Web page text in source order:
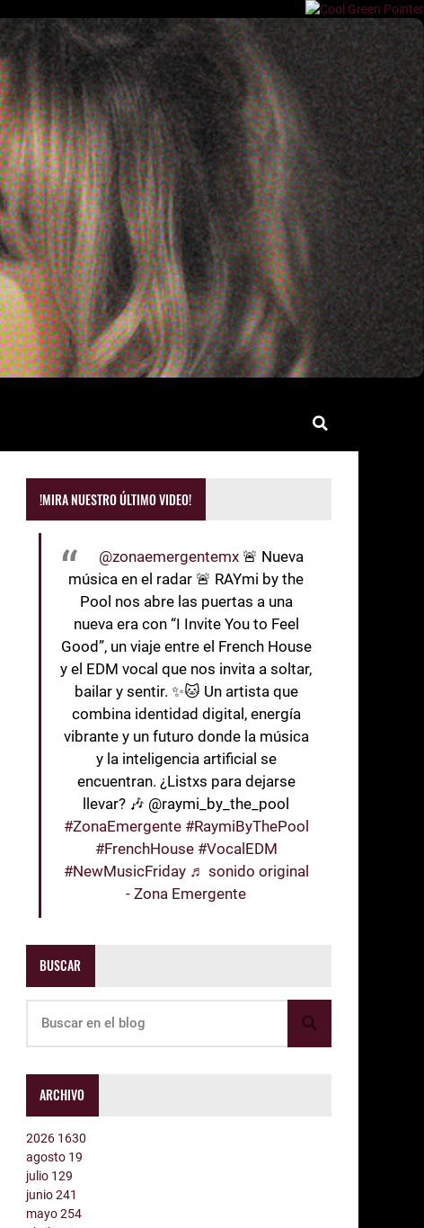
!MIRA NUESTRO ÚLTIMO VIDEO!
@zonaemergentemx 🚨 Nueva
música en el radar 🚨 RAYmi by the
Pool nos abre las puertas a una
nueva era con “I Invite You to Feel
Good”, un viaje entre el French House
y el EDM vocal que nos invita a soltar,
bailar y sentir. ✨🐱 Un artista que
combina identidad digital, energía
vibrante y un futuro donde la música
y la inteligencia artificial se
encuentran. ¿Listxs para dejarse
llevar? 🎶 @raymi_by_the_pool
#ZonaEmergente #RaymiByThePool
#FrenchHouse #VocalEDM
#NewMusicFriday ♬ sonido original
- Zona Emergente
BUSCAR
ARCHIVO
2026 1630
agosto 19
julio 129
junio241
mayo254